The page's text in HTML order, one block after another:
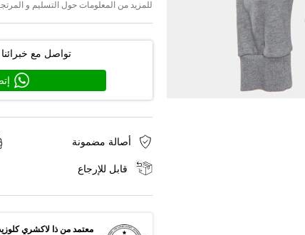
للمزيد من المعلومات حول التسليم و
تواصل مع خبرائنا
أصالة مضمونة
قابل للإرجاع
معتمد من ذا لاكشري